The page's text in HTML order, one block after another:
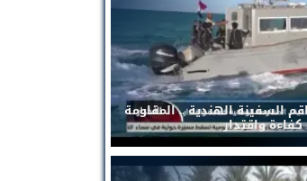
السفينة الهندية .. المقاومة
واقتدار